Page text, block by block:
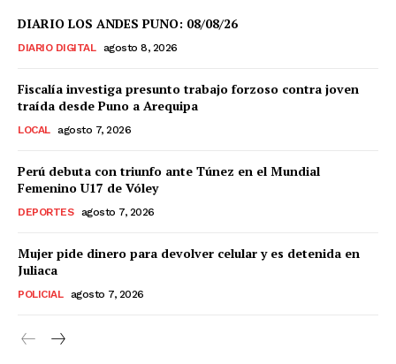
DIARIO LOS ANDES PUNO: 08/08/26
DIARIO DIGITAL agosto 8, 2026
Fiscalía investiga presunto trabajo forzoso contra joven
traída desde Puno a Arequipa
LOCAL agosto 7, 2026
Perú debuta con triunfo ante Túnez en el Mundial
Femenino U17 de Vóley
DEPORTES agosto 7, 2026
Mujer pide dinero para devolver celular y es detenida en
Juliaca
POLICIAL agosto 7, 2026